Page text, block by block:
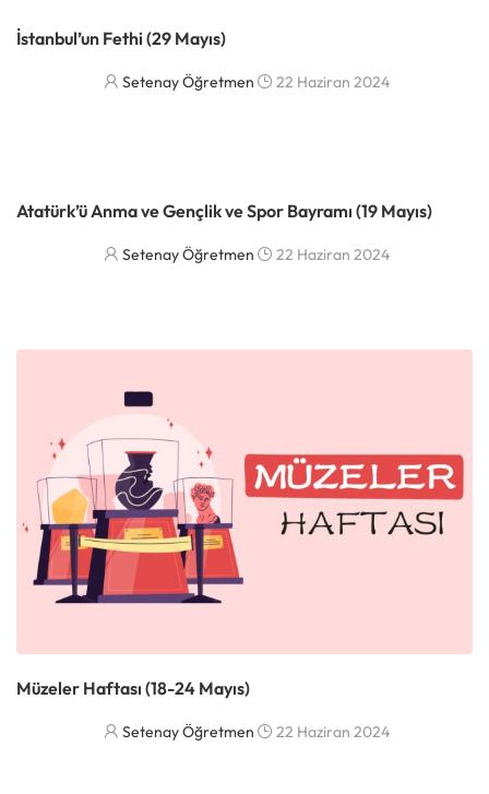
İstanbul’un Fethi (29 Mayıs)
Setenay Öğretmen 22 Haziran 2024
Atatürk’ü Anma ve Gençlik ve Spor Bayramı (19 Mayıs)
Setenay Öğretmen 22 Haziran 2024
Müzeler Haftası (18-24 Mayıs)
Setenay Öğretmen 22 Haziran 2024